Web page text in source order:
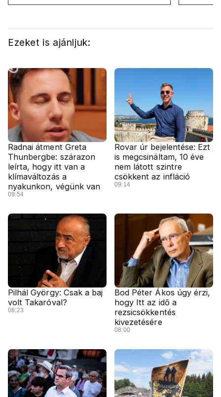
rezsicsökkentés nélkül
hűtőket
Ezeket is ajánljuk:
Radnai átment Greta
Thunbergbe: szárazon
leírta, hogy itt van a
klímaváltozás a
nyakunkon, végünk van
09:54
Rovar úr bejelentése: Ezt
is megcsináltam, 10 éve
nem látott szintre
csökkent az infláció
09:14
Pilhál György: Csak a baj
volt Takaróval?
08:23
Bod Péter Ákos úgy érzi,
hogy Itt az idő a
rezsicsökkentés
kivezetésére
08:00